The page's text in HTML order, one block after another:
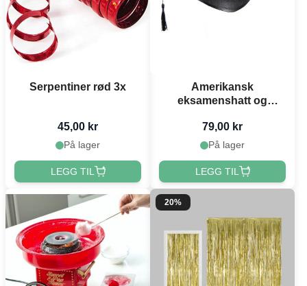
Serpentiner rød 3x
45,00 kr
På lager
LEGG TIL
Amerikansk
eksamenshatt og
79,00 kr
På lager
LEGG TIL
20%